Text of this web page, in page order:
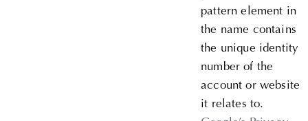
pattern element in
the name contains
the unique identity
number of the
account or website
it relates to.